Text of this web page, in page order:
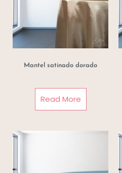
Mantel satinado dorado
Read More